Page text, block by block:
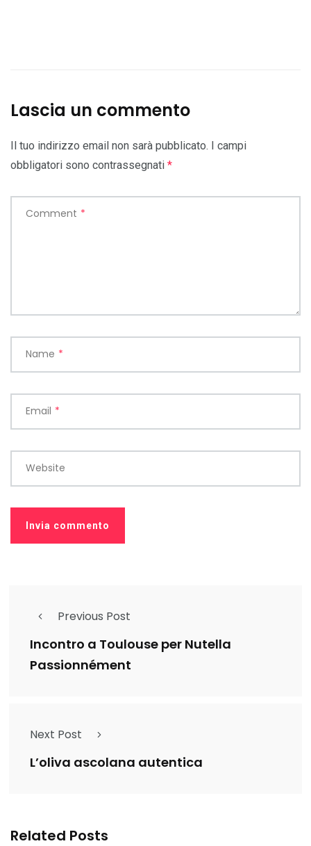
Lascia un commento
Il tuo indirizzo email non sarà pubblicato. I campi
obbligatori sono contrassegnati *
Comment *
Name *
Email *
Website
Previous Post
Incontro a Toulouse per Nutella
Passionnément
Next Post
L’oliva ascolana autentica
Related Posts